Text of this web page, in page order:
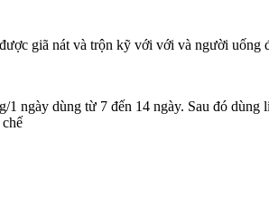
giã nát và trộn kỹ với với và người
ngày dùng từ 7 đến 14 ngày. Sau đó